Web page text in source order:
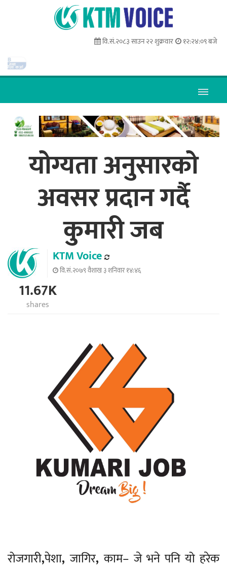
वि.सं.२०८३ साउन २२ शुक्रवार १२:२४:१० बजे
योग्यता अनुसारको
अवसर प्रदान गर्दै
कुमारी जब
KTM Voice
वि.सं.२०७९ वैशाख ३ शनिवार १४:४६
11.67K
shares
रोजगारी,पेशा,जागिर,काम– जे भने पनि यो हरेक